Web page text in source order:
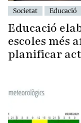
Societat Educació
Educació
escoles més
planificar